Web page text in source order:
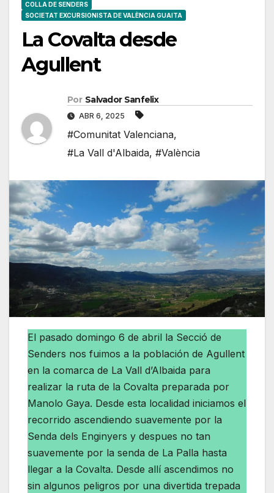
COLLA DE SENDERS
SOCIETAT EXCURSIONISTA DE VALÈNCIA GUAITA
La Covalta desde
Agullent
Por Salvador Sanfelix
ABR 6, 2025
#Comunitat Valenciana,
#La Vall d'Albaida, #València
El pasado domingo 6 de abril la Secció de
Senders nos fuimos a la población de Agullent
en la comarca de La Vall d’Albaida para
realizar la ruta de la Covalta preparada por
Manolo Gaya. Desde esta localidad iniciamos el
recorrido ascendiendo suavemente por la
Senda dels Enginyers y despues no tan
suavemente por la senda de La Palla hasta
llegar a la Covalta. Desde allí ascendimos no
sin algunos peligros por una divertida trepada